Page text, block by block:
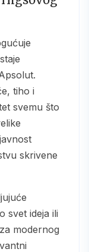
tiho i
svemu što
skrivene
svet ideja ili
modernog